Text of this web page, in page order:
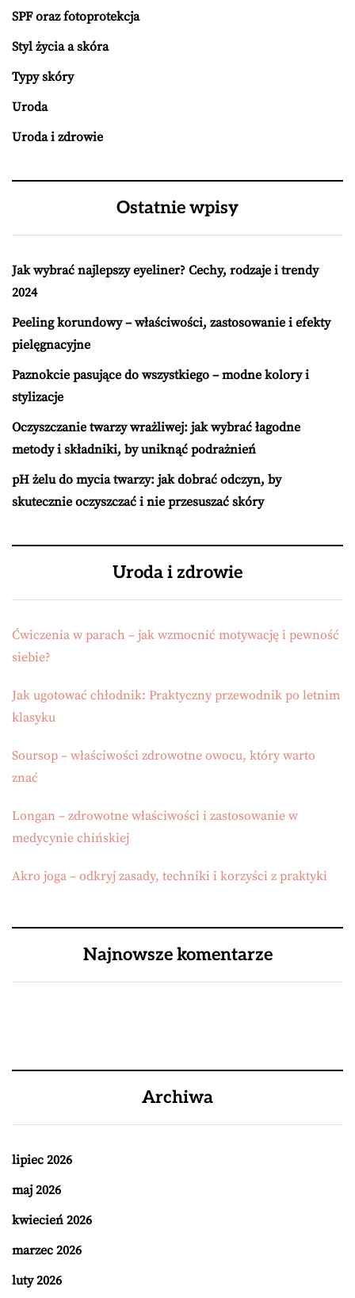
SPF oraz fotoprotekcja
Styl życia a skóra
Typy skóry
Uroda
Uroda i zdrowie
Ostatnie wpisy
Jak wybrać najlepszy eyeliner? Cechy, rodzaje i trendy
2024
Peeling korundowy – właściwości, zastosowanie i efekty
pielęgnacyjne
Paznokcie pasujące do wszystkiego – modne kolory i
stylizacje
Oczyszczanie twarzy wrażliwej: jak wybrać łagodne
metody i składniki, by uniknąć podrażnień
pH żelu do mycia twarzy: jak dobrać odczyn, by
skutecznie oczyszczać i nie przesuszać skóry
Uroda i zdrowie
Ćwiczenia w parach – jak wzmocnić motywację i pewność
siebie?
Jak ugotować chłodnik: Praktyczny przewodnik po letnim
klasyku
Soursop – właściwości zdrowotne owocu, który warto
znać
Longan – zdrowotne właściwości i zastosowanie w
medycynie chińskiej
Akro joga – odkryj zasady, techniki i korzyści z praktyki
Najnowsze komentarze
Archiwa
lipiec 2026
maj 2026
kwiecień 2026
marzec 2026
luty 2026